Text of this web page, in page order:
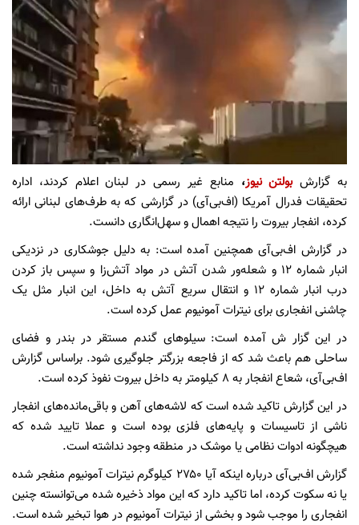
به گزارشبولتن نیوز، منابع غیر رسمی در لبنان اعلام کردند، اداره
تحقیقات فدرال آمریکا (اف‌بی‌آی) در گزارشی که به طرف‌های لبنانی ارائه
کرده، انفجار بیروت را نتیجه اهمال و سهل‌انگاری دانست.
در گزارش اف‌بی‌آی همچنین آمده است: به دلیل جوشکاری در نزدیکی
انبار شماره ۱۲ و شعله‌ور شدن آتش در مواد آتش‌زا و سپس باز کردن
درب انبار شماره ۱۲ و انتقال سریع آتش به داخل، این انبار مثل یک
چاشنی انفجاری برای نیترات آمونیوم عمل کرده است.
در این گزار ش آمده است: سیلوهای گندم مستقر در بندر و فضای
ساحلی هم باعث شد که از فاجعه بزرگتر جلوگیری شود. براساس گزارش
اف‌بی‌آی، شعاع انفجار به ۸ کیلومتر به داخل بیروت نفوذ کرده است.
در این گزارش تاکید شده است که لاشه‌های آهن و باقی‌مانده‌های انفجار
ناشی از تاسیسات و پایه‌های فلزی بوده است و عملا تایید شده که
هیچگونه ادوات نظامی یا موشک در منطقه وجود نداشته است.
گزارش اف‌بی‌آی درباره اینکه آیا ۲۷۵۰ کیلوگرم نیترات آمونیوم منفجر شده
یا نه سکوت کرده، اما تاکید دارد که این مواد ذخیره شده می‌توانسته چنین
انفجاری را موجب شود و بخشی از نیترات آمونیوم در هوا تبخیر شده است.